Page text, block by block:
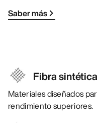
Saber más
Fibra sintética
Materiales diseñados
rendimiento superiores.